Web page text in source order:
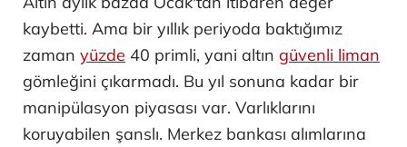
kaybetti. Ama bir yıllık periyoda baktığımız
zaman yüzde 40 primli, yani altın güvenli liman
gömleğini çıkarmadı. Bu yıl sonuna kadar bir
manipülasyon piyasası var. Varlıklarını
koruyabilen şanslı. Merkez bankası alımlarına